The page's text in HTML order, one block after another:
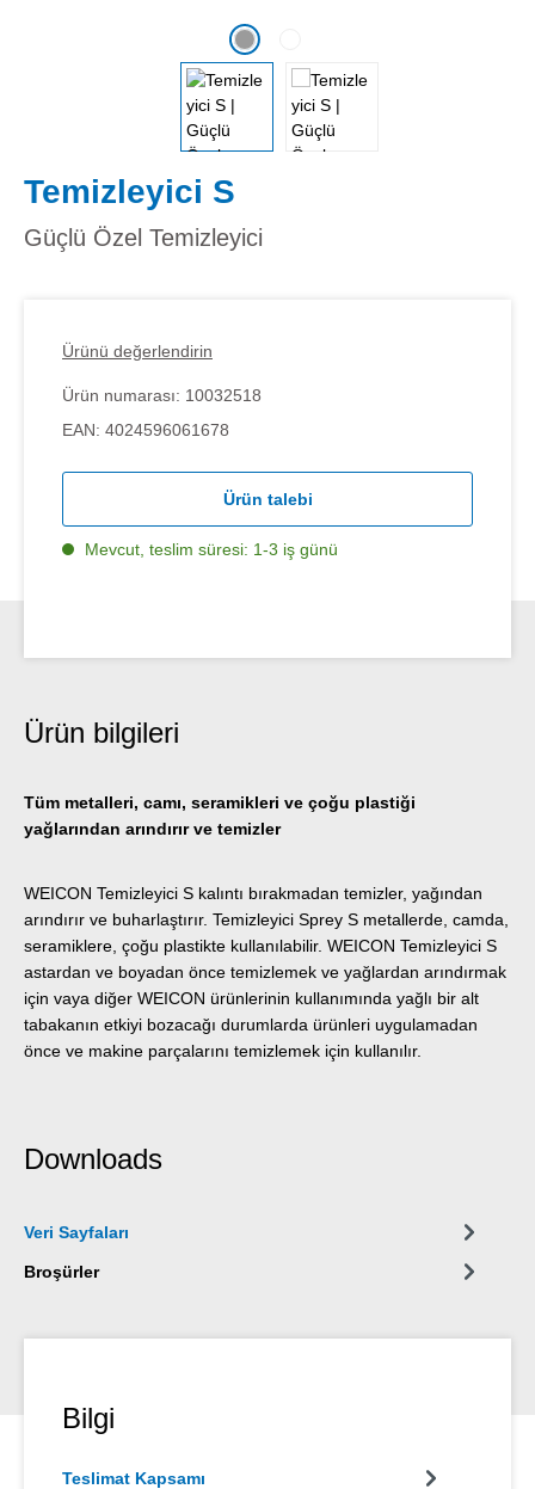
Temizleyici S
Güçlü Özel Temizleyici
Ürünü değerlendirin
Ürün numarası: 10032518
EAN: 4024596061678
Ürün talebi
Mevcut, teslim süresi: 1-3 iş günü
Ürün bilgileri
Tüm metalleri, camı, seramikleri ve çoğu plastiği
yağlarından arındırır ve temizler
WEICON Temizleyici S kalıntı bırakmadan temizler, yağından
arındırır ve buharlaştırır. Temizleyici Sprey S metallerde, camda,
seramiklere, çoğu plastikte kullanılabilir. WEICON Temizleyici S
astardan ve boyadan önce temizlemek ve yağlardan arındırmak
için vaya diğer WEICON ürünlerinin kullanımında yağlı bir alt
tabakanın etkiyi bozacağı durumlarda ürünleri uygulamadan
önce ve makine parçalarını temizlemek için kullanılır.
Downloads
Veri Sayfaları
Broşürler
Bilgi
Teslimat Kapsamı